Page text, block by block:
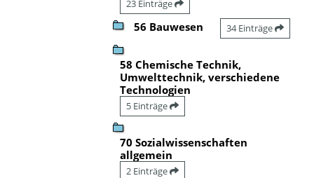
23 Einträge
56 Bauwesen 34 Einträge
58 Chemische Technik,
Umwelttechnik, verschiedene
Technologien
5 Einträge
70 Sozialwissenschaften
allgemein
2 Einträge